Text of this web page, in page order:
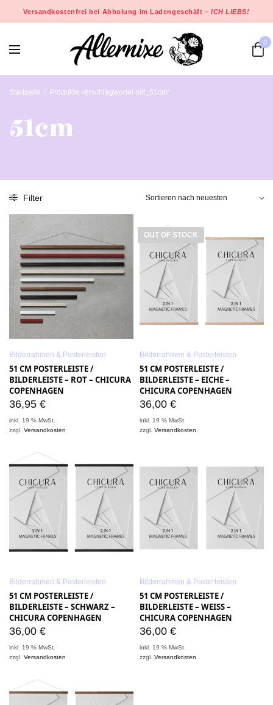
Versandkostenfrei bei Abholung im Ladengeschäft –ICH LIEBS!
0
Startseite / Produkte verschlagwortet mit „51cm“
51cm
Filter
Bilderrahmen & Posterleisten
51 CM POSTERLEISTE /
BILDERLEISTE – ROT – CHICURA
COPENHAGEN
36,95 €
inkl. 19 % MwSt.
zzgl.Versandkosten
OUT OF STOCK
Bilderrahmen & Posterleisten
51 CM POSTERLEISTE /
BILDERLEISTE – EICHE –
CHICURA COPENHAGEN
36,00 €
inkl. 19 % MwSt.
zzgl.Versandkosten
Bilderrahmen & Posterleisten
51 CM POSTERLEISTE /
BILDERLEISTE – SCHWARZ –
CHICURA COPENHAGEN
36,00 €
inkl. 19 % MwSt.
zzgl.Versandkosten
Bilderrahmen & Posterleisten
51 CM POSTERLEISTE /
BILDERLEISTE – WEISS –
CHICURA COPENHAGEN
36,00 €
inkl. 19 % MwSt.
zzgl.Versandkosten